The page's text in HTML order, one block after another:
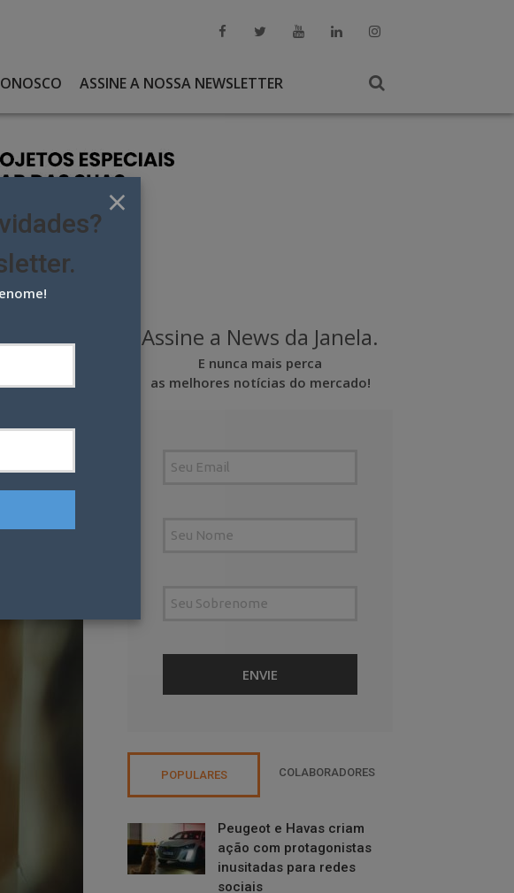
ASSINE A NOSSA NEWSLETTER
Assine a News da Janela.
E nunca mais perca
as melhores notícias do mercado!
POPULARES COLABORADORES
Peugeot e Havas criam
ação com protagonistas
inusitadas para redes
sociais
×